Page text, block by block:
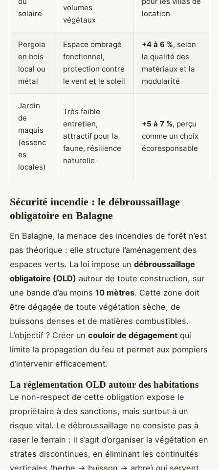
solaire
volumes
végétaux
location
Pergola
en bois
local ou
métal
Espace ombragé
fonctionnel,
protection contre
le vent et le soleil
+4 à 6 %, selon
la qualité des
matériaux et la
modularité
Jardin
de
maquis
(essenc
es
locales)
Très faible
entretien,
attractif pour la
faune, résilience
naturelle
+5 à 7 %, perçu
comme un choix
écoresponsable
Sécurité incendie : le débroussaillage
obligatoire en Balagne
En Balagne, la menace des incendies de forêt n’est
pas théorique : elle structure l’aménagement des
espaces verts. La loi impose un débroussaillage
obligatoire (OLD) autour de toute construction, sur
une bande d’au moins 10 mètres. Cette zone doit
être dégagée de toute végétation sèche, de
buissons denses et de matières combustibles.
L’objectif ? Créer un couloir de dégagement qui
limite la propagation du feu et permet aux pompiers
d’intervenir efficacement.
La réglementation OLD autour des habitations
Le non-respect de cette obligation expose le
propriétaire à des sanctions, mais surtout à un
risque vital. Le débroussaillage ne consiste pas à
raser le terrain : il s’agit d’organiser la végétation en
strates discontinues, en éliminant les continuités